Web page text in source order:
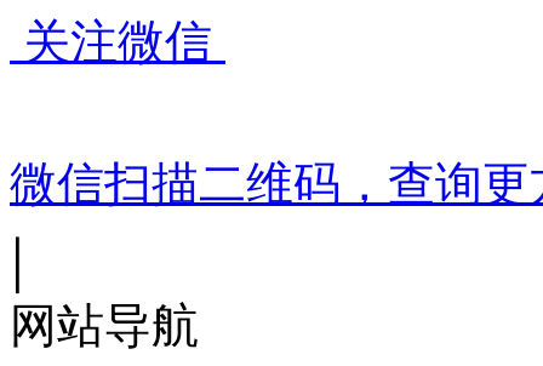
关注微信
微信扫描二维码，查询
网站导航